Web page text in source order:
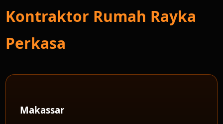
Kontraktor Rumah Rayka
Perkasa
Makassar